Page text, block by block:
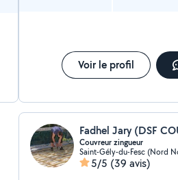
Voir le profil
Couvreur zingueur
Saint-Gély-du-Fesc (Nord
5/5 (39 avis)